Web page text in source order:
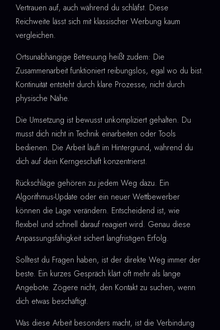
Vertrauen auf, auch während du schläfst. Diese
Reichweite lässt sich mit klassischer Werbung kaum
vergleichen.
Ortsunabhängige Betreuung heißt zudem: Die
Zusammenarbeit funktioniert reibungslos, egal wo du bist.
Kontinuität entsteht durch klare Prozesse, nicht durch
physische Nähe.
Die Umsetzung ist bewusst unkompliziert gehalten. Du
musst dich nicht in Technik einarbeiten oder Tools
bedienen. Die Arbeit läuft im Hintergrund, während du
dich auf dein Kerngeschäft konzentrierst.
Rückschläge gehören zu jedem Weg dazu. Ein
Algorithmus-Update oder ein neuer Wettbewerber
können die Lage verändern. Entscheidend ist, wie
flexibel und schnell darauf reagiert wird. Genau diese
Anpassungsfähigkeit sichert langfristigen Erfolg.
Solltest du Fragen haben, ist der direkte Weg immer der
beste. Ein kurzes Gespräch klärt oft mehr als lange
Angebote. Zögere nicht, den Kontakt zu suchen, wenn
dich etwas beschäftigt.
Was diese Arbeit besonders macht, ist die Verbindung